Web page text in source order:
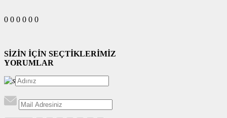
0 0 0 0 0 0
SİZİN İÇİN SEÇTİKLERİMİZ
YORUMLAR